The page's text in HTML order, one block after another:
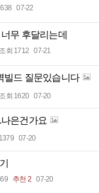
07-22
무 후달리는데
조회 1712 07-21
빌드 질문있습니다
조회 1620 07-20
은건가요
07-20
추천 2 07-20